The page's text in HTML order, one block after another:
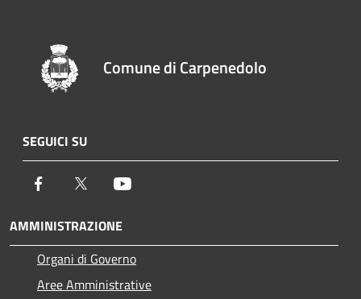
Comune di Carpenedolo
SEGUICI SU
Facebook Twitter
AMMINISTRAZIONE
Organi di Governo
Aree Amministrative